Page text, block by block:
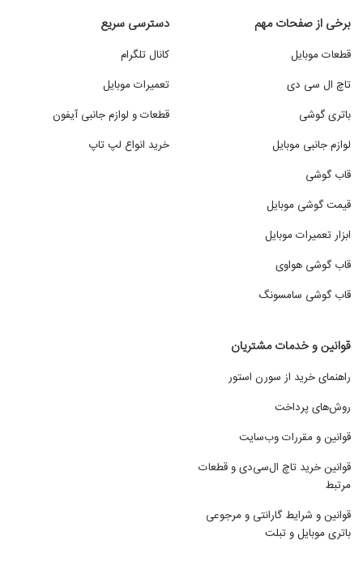
برخی از صفحات مهم
قطعات موبایل
تاچ ال سی دی
باتری گوشی
لوازم جانبی موبایل
قاب گوشی
قیمت گوشی موبایل
ابزار تعمیرات موبایل
قاب گوشی هواوی
قاب گوشی سامسونگ
دسترسی سریع
کانال تلگرام
تعمیرات موبایل
قطعات و لوازم جانبی آیفون
خرید انواع لپ تاپ
قوانین و خدمات مشتریان
راهنمای خرید از سورن استور
روش‌های پرداخت
قوانین و مقررات وب‌سایت
قوانین خرید تاچ ال‌سی‌دی و قطعات
مرتبط
قوانین و شرایط گارانتی و مرجوعی
باتری موبایل و تبلت